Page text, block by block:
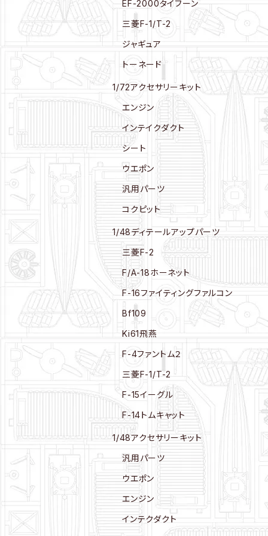
EF-2000タイフーン
三菱F-1/T-2
ジャギュア
トーネード
1/72アクセサリーキット
エンジン
インテイクダクト
シート
ウエポン
汎用パーツ
コクピット
1/48ディテールアップパーツ
三菱F-2
F/A-18ホーネット
F-16ファイティングファルコン
Bf109
Ki61飛燕
F-4ファントム２
三菱F-1/T-2
F-15イーグル
F-14トムキャット
1/48アクセサリーキット
汎用パーツ
ウエポン
エンジン
インテクダクト